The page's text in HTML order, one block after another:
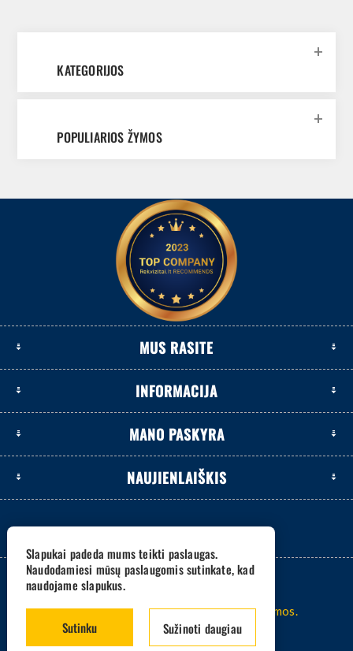
KATEGORIJOS
POPULIARIOS ŽYMOS
MUS RASITE
INFORMACIJA
MANO PASKYRA
NAUJIENLAIŠKIS
2026 www.eksetas.lt. Visos teisės saugomos.
Sistema -nopCommerce
Slapukai padeda mums teikti paslaugas.
Naudodamiesi mūsų paslaugomis sutinkate, kad
naudojame slapukus.
Sutinku Sužinoti daugiau